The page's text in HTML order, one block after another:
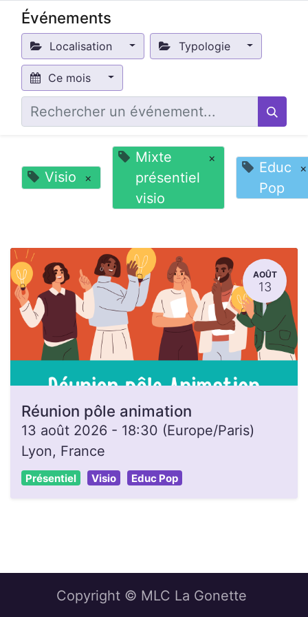
Événements
Localisation Typologie
Ce mois
Visio ×
Mixte
présentiel
visio
×
Educ
Pop
×
AOÛT
13
Réunion pôle animation
13 août 2026 - 18:30 (Europe/Paris)
Lyon, France
Présentiel Visio Educ Pop
Copyright © MLC La Gonette